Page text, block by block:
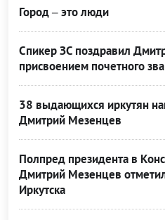
Город – это люди
Спикер ЗС поздравил
присвоением почетного
38 выдающихся иркутян
Дмитрий Мезенцев
Полпред президента в
Дмитрий Мезенцев
Иркутска